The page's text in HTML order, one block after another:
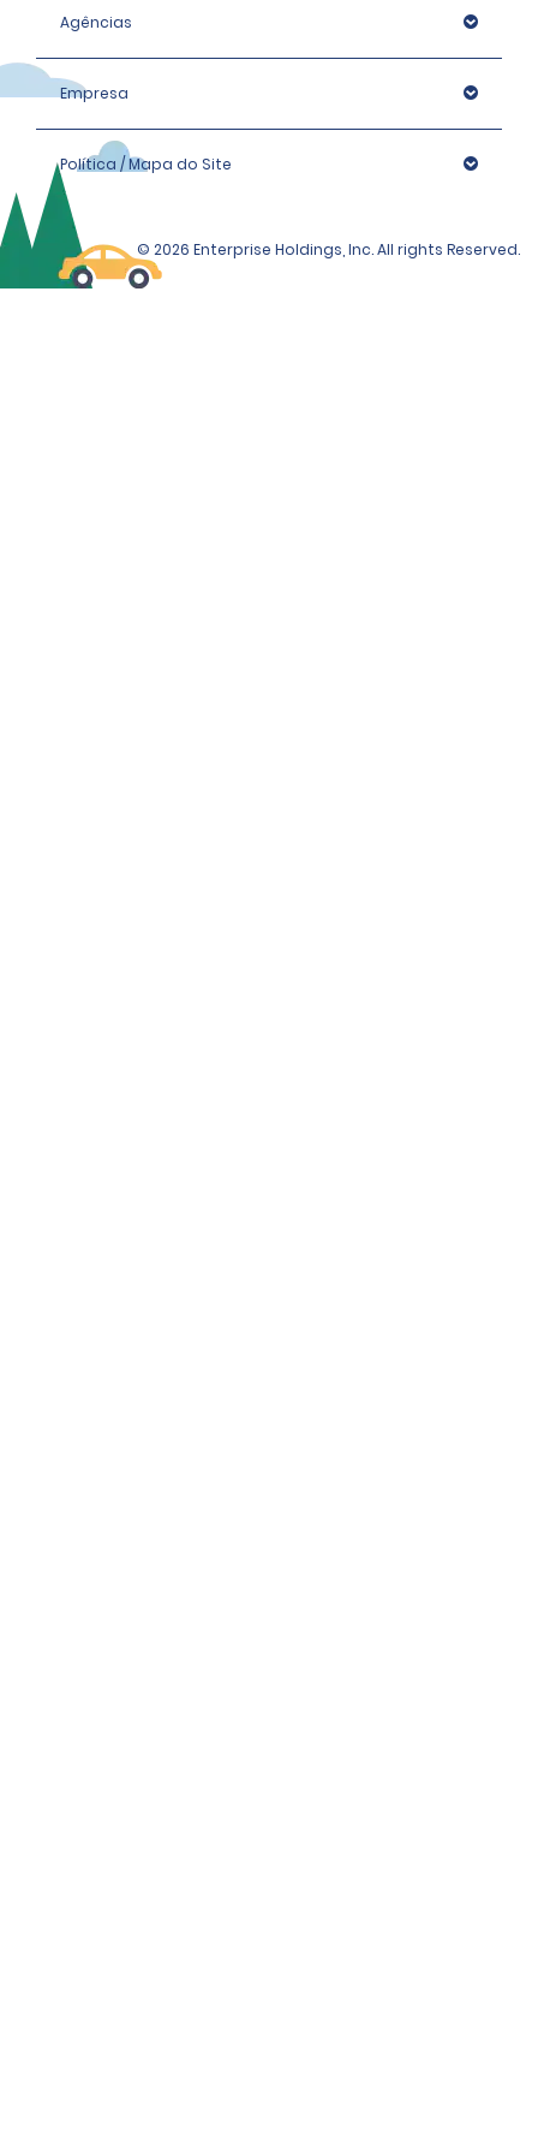
comprovativo de morada adicional (por exemplo,
menos de 90 dias.
Tenha em atenção que nos reservamos o direito de
solicitar uma prova de identidade adicional ou de
efetuar verificações de identificação adicionais, se
necessário, que poderão incluir uma verificação da
identidade através de uma organização externa.
Agências
Empresa
Política / Mapa do Site
© 2026 Enterprise Holdings, Inc. All rights Reserved.